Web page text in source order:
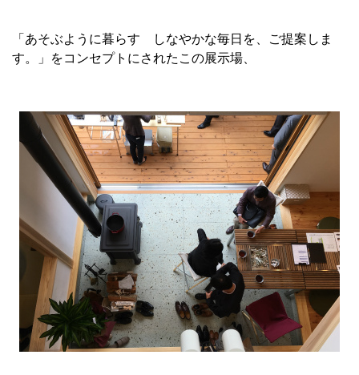
「あそぶように暮らす しなやかな毎日を、ご提案しま
す。」をコンセプトにされたこの展示場、